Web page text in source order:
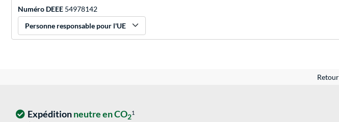
Numéro DEEE 54978142
Personne responsable pour l'UE
Expéditionneutre en CO21